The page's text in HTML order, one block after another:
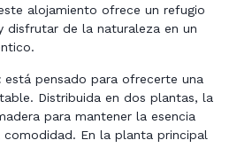
alojamiento ofrece un refugio
disfrutar de la naturaleza en un
está pensado para ofrecerte una
Distribuida en dos plantas, la
para mantener la esencia
comodidad. En la planta principal